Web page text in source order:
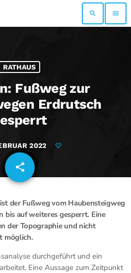
search menu
RATHAUS
Fußweg zur
Erdrutsch
2022
share
email
der Fußweg vom Haubensteigweg
bis auf weiteres gesperrt. Eine
der Topographie und nicht
möglich.
durchgeführt und ein
Eine Aussage zum Zeitpunkt